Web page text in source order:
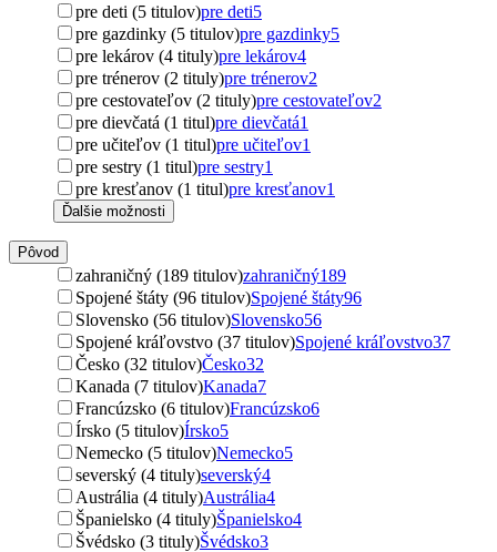
pre deti (5 titulov)pre deti5
pre gazdinky (5 titulov)pre gazdinky5
pre lekárov (4 tituly)pre lekárov4
pre trénerov (2 tituly)pre trénerov2
pre cestovateľov (2 tituly)pre cestovateľov2
pre dievčatá (1 titul)pre dievčatá1
pre učiteľov (1 titul)pre učiteľov1
pre sestry (1 titul)pre sestry1
pre kresťanov (1 titul)pre kresťanov1
Ďalšie možnosti
Pôvod
zahraničný (189 titulov)zahraničný189
Spojené štáty (96 titulov)Spojené štáty96
Slovensko (56 titulov)Slovensko56
Spojené kráľovstvo (37 titulov)Spojené kráľovstvo37
Česko (32 titulov)Česko32
Kanada (7 titulov)Kanada7
Francúzsko (6 titulov)Francúzsko6
Írsko (5 titulov)Írsko5
Nemecko (5 titulov)Nemecko5
severský (4 tituly)severský4
Austrália (4 tituly)Austrália4
Španielsko (4 tituly)Španielsko4
Švédsko (3 tituly)Švédsko3